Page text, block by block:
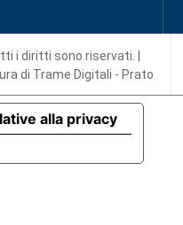
i diritti sono riservati. |
di Trame Digitali - Prato
alla privacy